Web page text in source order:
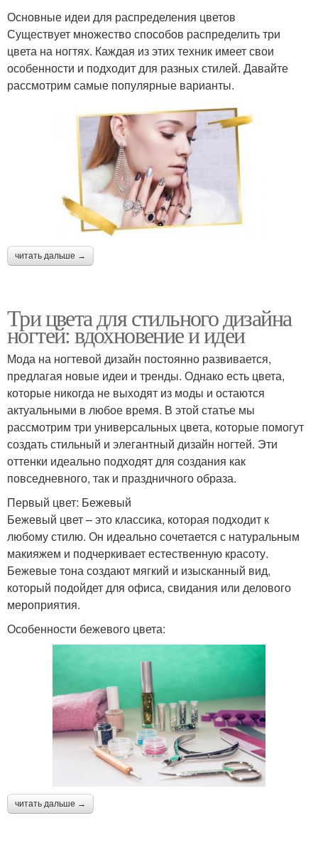
Основные идеи для распределения цветов
Существует множество способов распределить три
цвета на ногтях. Каждая из этих техник имеет свои
особенности и подходит для разных стилей. Давайте
рассмотрим самые популярные варианты.
читать дальше →
Три цвета для стильного дизайна
ногтей: вдохновение и идеи
Мода на ногтевой дизайн постоянно развивается,
предлагая новые идеи и тренды. Однако есть цвета,
которые никогда не выходят из моды и остаются
актуальными в любое время. В этой статье мы
рассмотрим три универсальных цвета, которые помогут
создать стильный и элегантный дизайн ногтей. Эти
оттенки идеально подходят для создания как
повседневного, так и праздничного образа.
Первый цвет: Бежевый
Бежевый цвет – это классика, которая подходит к
любому стилю. Он идеально сочетается с натуральным
макияжем и подчеркивает естественную красоту.
Бежевые тона создают мягкий и изысканный вид,
который подойдет для офиса, свидания или делового
мероприятия.
Особенности бежевого цвета:
читать дальше →